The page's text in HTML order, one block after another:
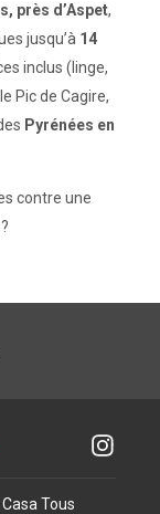
près d’Aspet,
jusqu’à 14
inclus (linge,
Pic de Cagire,
Pyrénées en
contre une
Tous